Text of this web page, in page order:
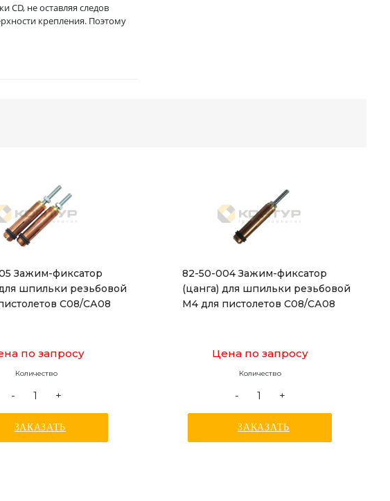
CD, не оставляя следов
крепления. Поэтому
Зажим-фиксатор
шпильки резьбовой
С08/СА08
по запросу
Количество
- +
ЗАКАЗАТЬ
82-50-004 Зажим-фиксатор
(цанга) для шпильки резьбовой
М4 для пистолетов С08/СА08
Цена по запросу
Количество
- +
ЗАКАЗАТЬ